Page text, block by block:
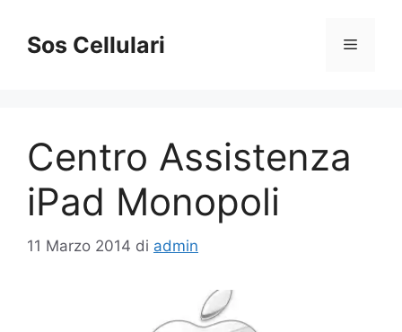
contenuto
Sos Cellulari Menu
Centro Assistenza
iPad Monopoli
11 Marzo 2014 di admin